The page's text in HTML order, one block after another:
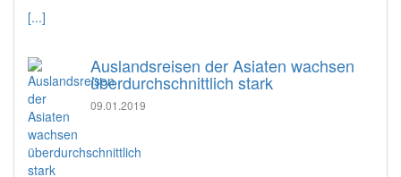
[...]
Auslandsreisen der Asiaten wachsen
überdurchschnittlich stark
09.01.2019